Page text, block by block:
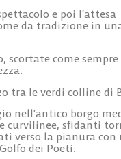
e poi
da tradizione in
scortate come sempre
tra le verdi colline di
nell’antico borgo
curvilinee, sfidanti
verso la pianura con
dei Poeti.